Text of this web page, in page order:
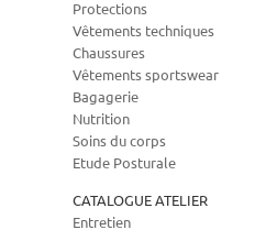
Protections
Vêtements techniques
Chaussures
Vêtements sportswear
Bagagerie
Nutrition
Soins du corps
Etude Posturale
CATALOGUE ATELIER
Entretien